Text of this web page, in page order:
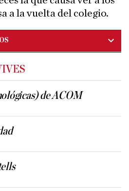
a la vuelta del colegio.
de ACOM